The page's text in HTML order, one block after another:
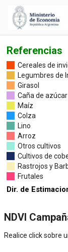
Referencias
Cereales de
Legumbres de
Girasol
Caña de azúcar
Maíz
Colza
Lino
Arroz
Otros cultivos
Cultivos de
Rastrojos y
Frutales
Dir. de
NDVI
Realice click sobre